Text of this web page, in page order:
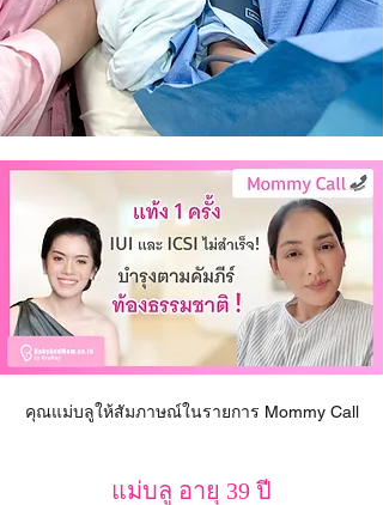
คุณแม่บลูให้สัมภาษณ์ในรายการ Mommy Call
แม่บลู อายุ 39 ปี